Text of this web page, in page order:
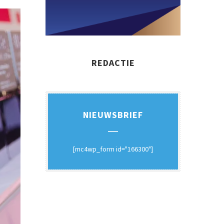
REDACTIE
NIEUWSBRIEF
[mc4wp_form id="166300"]